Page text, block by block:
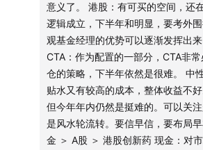
上半年没有“站在光里”的投资者
喜闻乐见的三季度资产排序环
的几类私募策略的简单复盘展望
欢迎关注我的新书《资产配置行动指
接在这里： 158. 播客里聊了四年的资
了一本《行动指南》
意义了。 港股：有可买的空间，还
逻辑成立，下半年和明显，要考外
观基金经理的优势可以逐渐发挥出来
CTA：作为配置的一部分，CTA非
仓的策略，下半年依然是很难。 中
贴水又有较高的成本，整体收益不
但今年年内仍然是挺难的。可以关
是风水轮流转。要信早信，要布局
金 ＞ A股 ＞ 港股创新药 现金：对